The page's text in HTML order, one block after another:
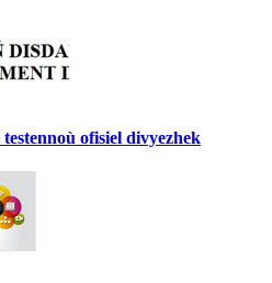
ofisiel divyezhek